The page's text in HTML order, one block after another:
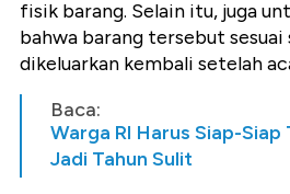
fisik barang. Selain itu, juga
bahwa barang tersebut sesuai
dikeluarkan kembali setelah
Baca:
Warga RI Harus Siap-Siap
Jadi Tahun Sulit